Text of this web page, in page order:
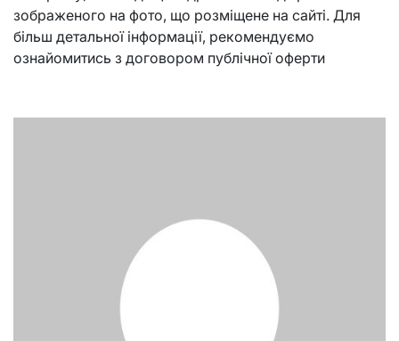
зображеного на фото, що розміщене на сайті. Для
більш детальної інформації, рекомендуємо
ознайомитись з договором публічної оферти